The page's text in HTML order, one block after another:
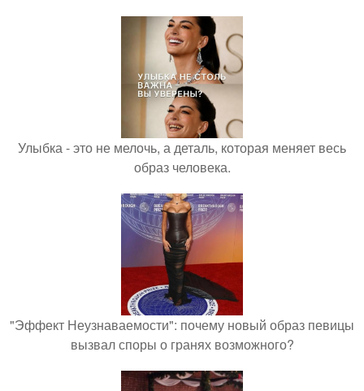
Улыбка - это не мелочь, а деталь, которая меняет весь
образ человека.
"Эффект Неузнаваемости": почему новый образ певицы
вызвал споры о гранях возможного?